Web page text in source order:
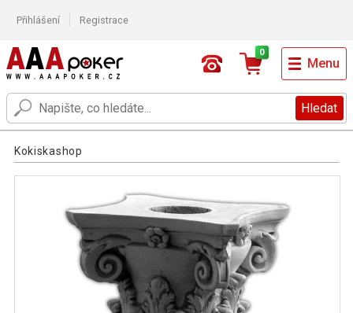
Přihlášení Registrace
Hledat
0
Menu
Kokiskashop